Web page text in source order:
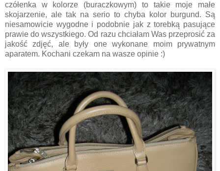
czółenka w kolorze (buraczkowym) to takie moje małe
skojarzenie, ale tak na serio to chyba kolor burgund. Są
niesamowicie wygodne i podobnie jak z torebką pasujące
prawie do wszystkiego. Od razu chciałam Was przeprosić za
jakość zdjęć, ale były one wykonane moim prywatnym
aparatem. Kochani czekam na wasze opinie :)